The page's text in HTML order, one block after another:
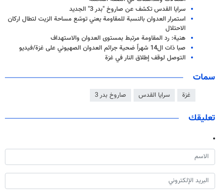
سرايا القدس تكشف عن صاروخ "بدر 3" الجديد
استمرار العدوان بالنسبة للمقاومة يعني توسّع مساحة الزيت لتطال اركان
الاحتلال
هنية: رد المقاومة مرتبط بمستوى العدوان والاستهداف
صبا ذات ال14 شهراً ضحية جرائم العدوان الصهيوني على غزة/فيديو
التوصل لوقف إطلاق النار في غزة
سمات
غزة سرايا القدس صاروخ بدر 3
تعليقك